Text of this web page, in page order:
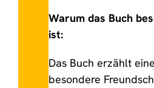
Warum das Buch
ist:
Das Buch erzählt
besondere